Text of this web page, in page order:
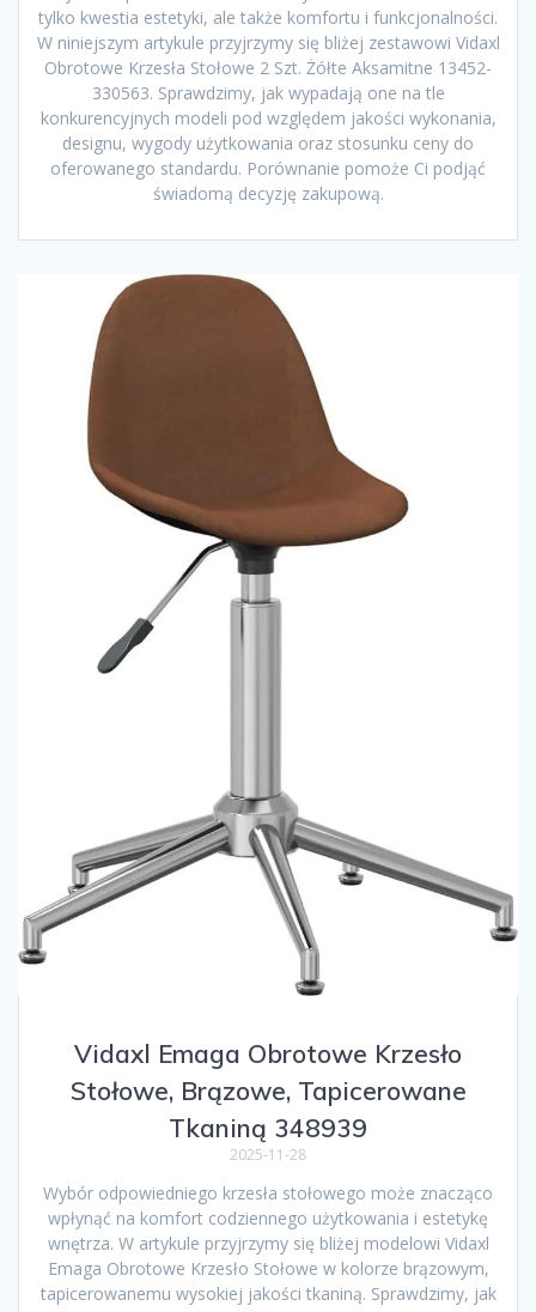
tylko kwestia estetyki, ale także komfortu i funkcjonalności.
W niniejszym artykule przyjrzymy się bliżej zestawowi Vidaxl
Obrotowe Krzesła Stołowe 2 Szt. Żółte Aksamitne 13452-
330563. Sprawdzimy, jak wypadają one na tle
konkurencyjnych modeli pod względem jakości wykonania,
designu, wygody użytkowania oraz stosunku ceny do
oferowanego standardu. Porównanie pomoże Ci podjąć
świadomą decyzję zakupową.
Vidaxl Emaga Obrotowe Krzesło
Stołowe, Brązowe, Tapicerowane
Tkaniną 348939
2025-11-28
Wybór odpowiedniego krzesła stołowego może znacząco
wpłynąć na komfort codziennego użytkowania i estetykę
wnętrza. W artykule przyjrzymy się bliżej modelowi Vidaxl
Emaga Obrotowe Krzesło Stołowe w kolorze brązowym,
tapicerowanemu wysokiej jakości tkaniną. Sprawdzimy, jak